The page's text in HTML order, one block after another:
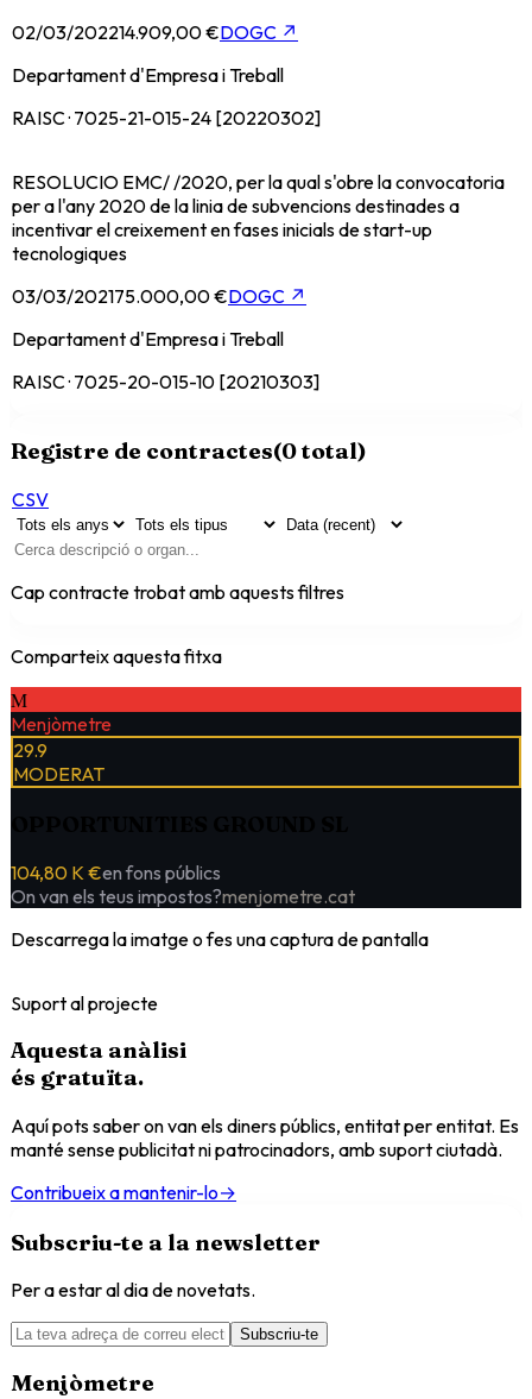
02/03/202214.909,00 €DOGC ↗
Departament d'Empresa i Treball
RAISC · 7025-21-015-24 [20220302]
RESOLUCIO EMC/ /2020, per la qual s'obre la convocatoria
per a l'any 2020 de la linia de subvencions destinades a
incentivar el creixement en fases inicials de start-up
tecnologiques
03/03/202175.000,00 €DOGC ↗
Departament d'Empresa i Treball
RAISC · 7025-20-015-10 [20210303]
Registre de contractes(0total)
CSV
Cap contracte trobat amb aquests filtres
Comparteix aquesta fitxa
M
Menjòmetre
29.9
MODERAT
104,80 K €en fons públics
On van els teus impostos?menjometre.cat
Descarrega la imatge o fes una captura de pantalla
Suport al projecte
Aquesta anàlisi
és gratuïta.
Aquí pots saber on van els diners públics, entitat per entitat. Es
manté sense publicitat ni patrocinadors, amb suport ciutadà.
Contribueix a mantenir-lo→
Subscriu-te a la newsletter
Per a estar al dia de novetats.
Subscriu-te
Menjòmetre